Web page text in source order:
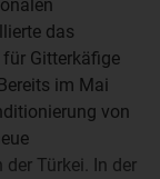
das
Gitterkäfige
im Mai
von
Türkei. In der